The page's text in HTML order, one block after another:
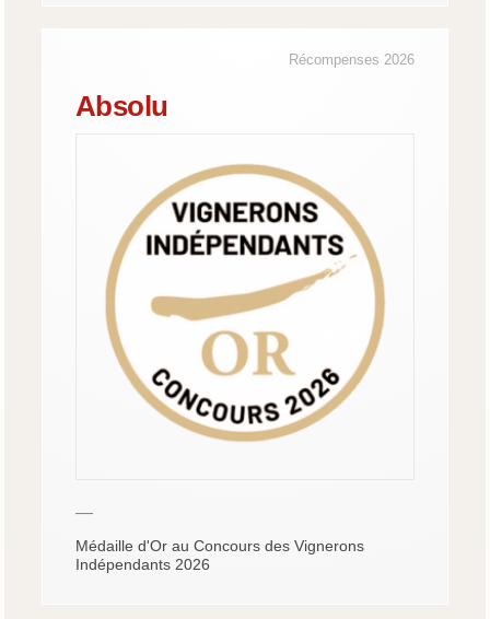
Récompenses 2026
Absolu
—
Médaille d'Or au Concours des Vignerons
Indépendants 2026